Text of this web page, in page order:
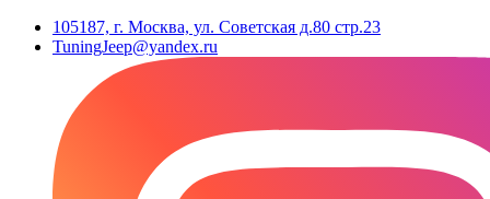
105187, г. Москва, ул. Советская д.80 стр.23
TuningJeep@yandex.ru